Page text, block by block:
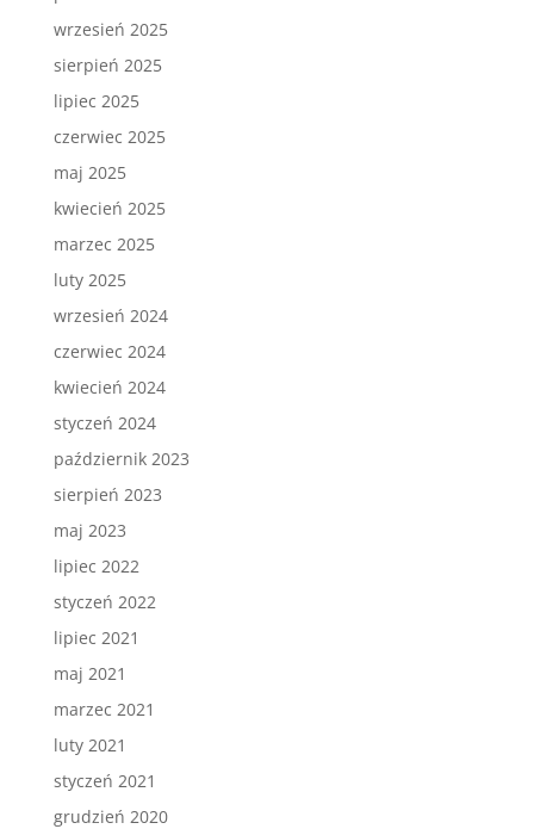
wrzesień 2025
sierpień 2025
lipiec 2025
czerwiec 2025
maj 2025
kwiecień 2025
marzec 2025
luty 2025
wrzesień 2024
czerwiec 2024
kwiecień 2024
styczeń 2024
październik 2023
sierpień 2023
maj 2023
lipiec 2022
styczeń 2022
lipiec 2021
maj 2021
marzec 2021
luty 2021
styczeń 2021
grudzień 2020